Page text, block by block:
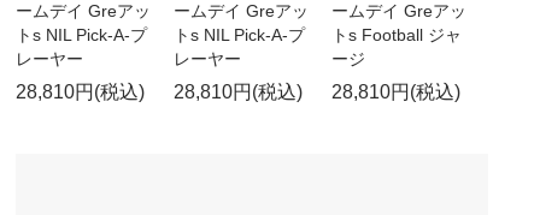
ームデイ Greアッ
トs NIL Pick-A-プ
レーヤー
28,810円(税込)
ームデイ Greアッ
トs NIL Pick-A-プ
レーヤー
28,810円(税込)
ームデイ Greアッ
トs Football ジャ
ージ
28,810円(税込)